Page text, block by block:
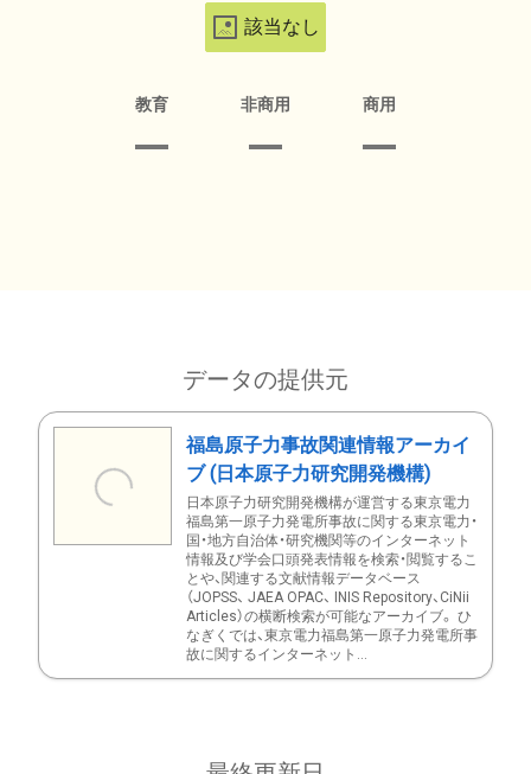
該当なし
教育 非商用 商用
データの提供元
福島原子力事故関連情報アーカイ
ブ (日本原子力研究開発機構)
日本原子力研究開発機構が運営する東京電力
福島第一原子力発電所事故に関する東京電力・
国・地方自治体・研究機関等のインターネット
情報及び学会口頭発表情報を検索・閲覧するこ
とや、関連する文献情報データベース
（JOPSS、 JAEA OPAC、 INIS Repository、CiNii
Articles）の横断検索が可能なアーカイブ。 ひ
なぎくでは、東京電力福島第一原子力発電所事
故に関するインターネット...